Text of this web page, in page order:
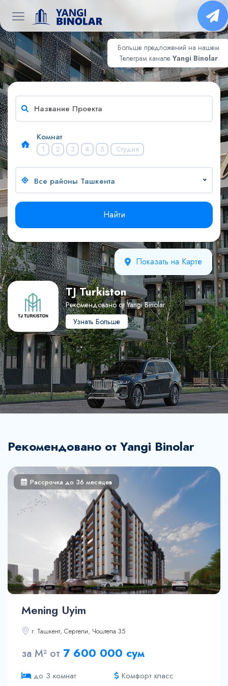
Комнат
1 2 3 4 5 Студия
Все районы Ташкента
Найти
Показать на Карте
TJ Turkiston
Рекомендовано от Yangi Binolar
Узнать Больше
Рекомендовано от Yangi Binolar
Рассрочка до 36 месяцев
Mening Uyim
г. Ташкент, Сергели, Чоштепа 35
за М² от 7 600 000 сум
до 3 комнат Комфорт класс
35.5 м²
39.3 м²